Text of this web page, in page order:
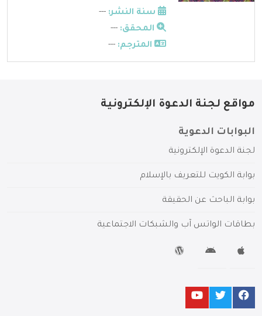
سنة النشر: ---
المحقق: ---
المترجم: ---
مواقع لجنة الدعوة الإلكترونية
البوابات الدعوية
لجنة الدعوة الإلكترونية
بوابة الكويت للتعريف بالإسلام
بوابة الباحث عن الحقيقة
بطاقات الواتس آب والشبكات الاجتماعية